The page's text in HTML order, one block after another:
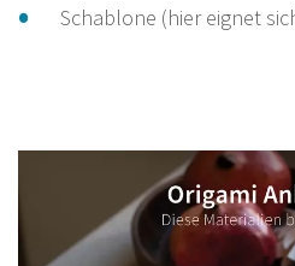
Schablone (hier eignet